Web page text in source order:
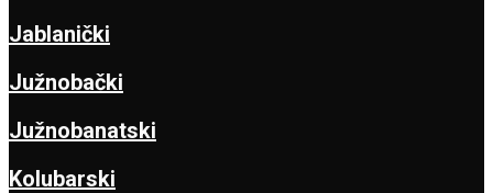
Jablanički
Južnobački
Južnobanatski
Kolubarski